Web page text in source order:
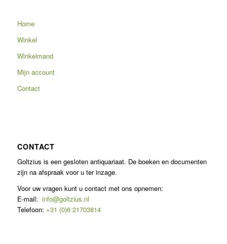
Home
Winkel
Winkelmand
Mijn account
Contact
CONTACT
Goltzius is een gesloten antiquariaat. De boeken en documenten
zijn na afspraak voor u ter inzage.
Voor uw vragen kunt u contact met ons opnemen:
E-mail: info@goltzius.nl
Telefoon: +31 (0)6 21703814